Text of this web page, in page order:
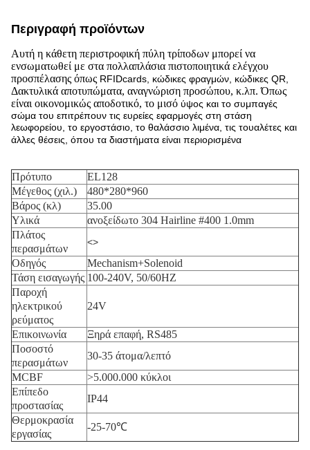
Περιγραφή προϊόντων
Αυτή η κάθετη περιστροφική πύλη τρίποδων μπορεί να
ενσωματωθεί με στα πολλαπλάσια πιστοποιητικά ελέγχου
προσπέλασης όπως RFIDcards, κώδικες φραγμών, κώδικες QR,
Δακτυλικά αποτυπώματα, αναγνώριση προσώπου, κ.λπ. Όπως
είναι οικονομικώς αποδοτικό, το μισό ύψος και το συμπαγές
σώμα του επιτρέπουν τις ευρείες εφαρμογές στη στάση
λεωφορείου, το εργοστάσιο, το θαλάσσιο λιμένα, τις τουαλέτες και
άλλες θέσεις, όπου τα διαστήματα είναι περιορισμένα
Πρότυπο
EL128
Μέγεθος (χιλ.)
480*280*960
Βάρος (κλ)
35.00
Υλικά
ανοξείδωτο 304 Hairline #400 1.0mm
Πλάτος
περασμάτων
<>
Οδηγός
Mechanism+Solenoid
Τάση εισαγωγής 100-240V, 50/60HZ
Παροχή
ηλεκτρικού
ρεύματος
24V
Επικοινωνία
Ξηρά επαφή, RS485
Ποσοστό
περασμάτων
30-35 άτομα/λεπτό
MCBF
>5.000.000 κύκλοι
Επίπεδο
προστασίας
IP44
Θερμοκρασία
εργασίας
-25-70℃